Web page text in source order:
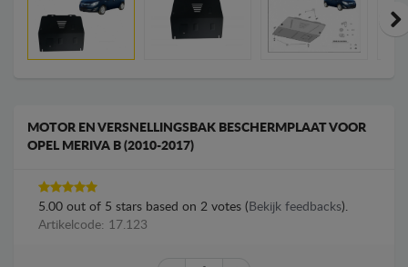
MOTOR EN VERSNELLINGSBAK BESCHERMPLAAT VOOR
OPEL MERIVA B (2010-2017)
5.00 out of 5 stars based on 2 votes ( Bekijk feedbacks).
Artikelcode: 17.123